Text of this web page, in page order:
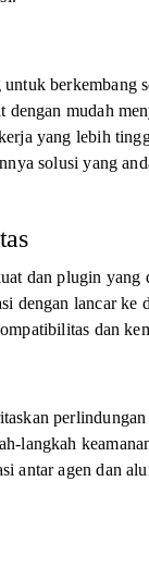
berkembang
dengan mudah
yang lebih
solusi yang
dan plugin yang
dengan lancar ke
dan
perlindungan
langkah
antar agen dan